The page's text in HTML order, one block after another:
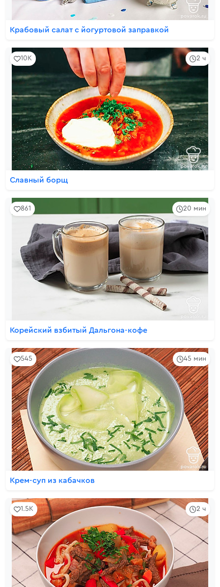
Крабовый салат с йогуртовой заправкой
2 ч
10K
Славный борщ
20 мин
861
Корейский взбитый Дальгона-кофе
45 мин
545
Крем-суп из кабачков
2 ч
1.5K